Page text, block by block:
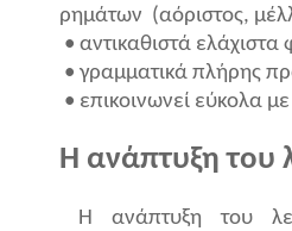
ρημάτων (αόριστος,
• αντικαθιστά
• γραμματικά πλήρης
• επικοινωνεί εύκολα
Η ανάπτυξη του
Η ανάπτυξη του